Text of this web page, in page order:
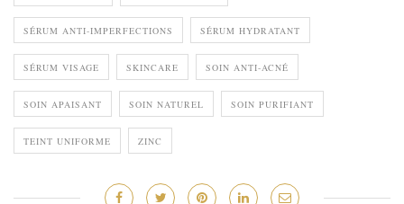
SÉRUM ANTI-IMPERFECTIONS SÉRUM HYDRATANT
SÉRUM VISAGE SKINCARE SOIN ANTI-ACNÉ
SOIN APAISANT SOIN NATUREL SOIN PURIFIANT
TEINT UNIFORME ZINC